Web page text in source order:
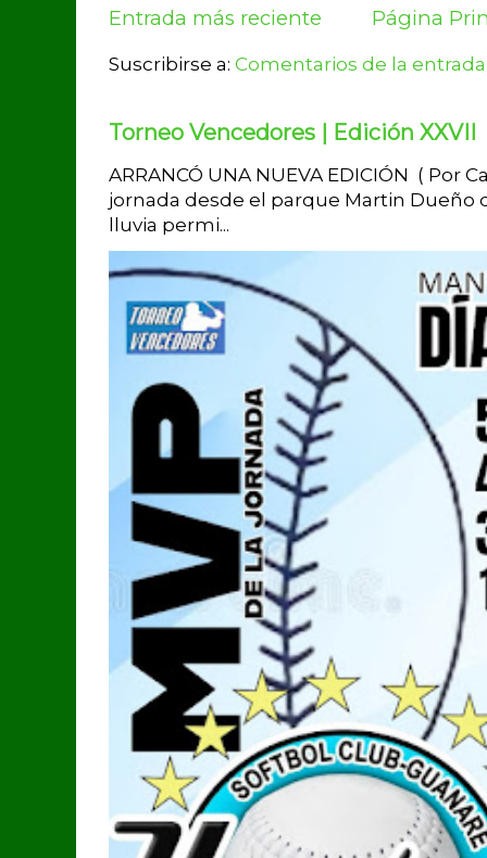
Entrada más reciente Página
Suscribirse a: Comentarios de la
Torneo Vencedores | Edición XXVII
ARRANCÓ UNA NUEVA EDICIÓN ( Por
jornada desde el parque Martin Dueño
lluvia permi...